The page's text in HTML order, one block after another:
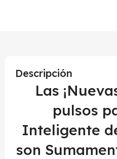
Descripción
Las
pulsos
Inteligente
son